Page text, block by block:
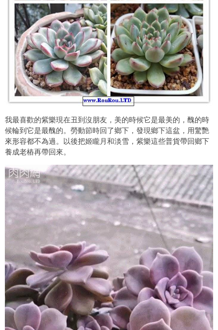
我最喜歡的紫樂現在丑到沒朋友，美的時候它是最美的，醜的時
候輪到它是最醜的。勞動節時回了鄉下，發現鄉下這盆，用驚艷
來形容都不為過。以後把姬矓月和淡雪，紫樂這些普貨帶回鄉下
養成老樁再帶回來。